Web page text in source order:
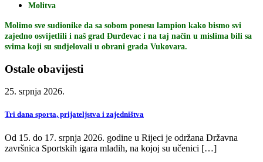
Molitva
Molimo sve sudionike da sa sobom ponesu lampion kako bismo svi
zajedno osvijetlili i naš grad Đurđevac i na taj način u mislima bili sa
svima koji su sudjelovali u obrani grada Vukovara.
Ostale obavijesti
25. srpnja 2026.
Tri dana sporta, prijateljstva i zajedništva
Od 15. do 17. srpnja 2026. godine u Rijeci je održana Državna
završnica Sportskih igara mladih, na kojoj su učenici […]